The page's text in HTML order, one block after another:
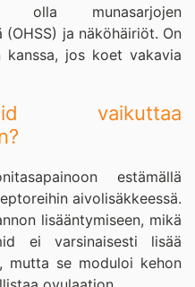
olla munasarjojen
ja näköhäiriöt. On
kanssa, jos koet vakavia
vaikuttaa
estämällä
aivolisäkkeessä.
lisääntymiseen, mikä
ei varsinaisesti lisää
mutta se moduloi kehon